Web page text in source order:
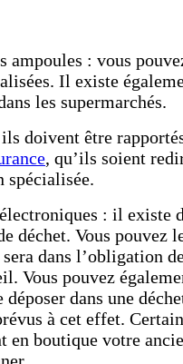
ampoules : vous
Il existe
les supermarchés.
doivent être
, qu’ils soient
spécialisée.
: il existe
déchet. Vous pouvez
dans l’obligation
Vous pouvez
dans une
à cet effet.
en boutique votre